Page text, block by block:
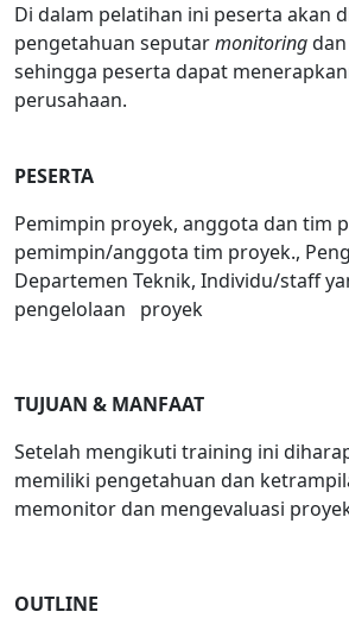
Di dalam pelatihan ini peserta akan
pengetahuan seputarmonitoring
sehingga peserta dapat
perusahaan.
PESERTA
Pemimpin proyek, anggota dan tim
pemimpin/anggota tim proyek.,
Departemen Teknik, Individu/staff
pengelolaan proyek
TUJUAN & MANFAAT
Setelah mengikuti training ini
memiliki pengetahuan dan
memonitor dan mengevaluasi
OUTLINE